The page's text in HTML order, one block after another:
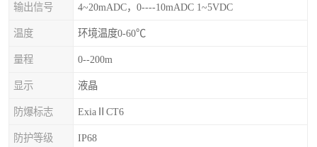
输出信号 4~20mADC，0----10mADC 1~5VDC
温度 环境温度0-60℃
量程 0--200m
显示 液晶
防爆标志 ExiaⅡCT6
防护等级 IP68